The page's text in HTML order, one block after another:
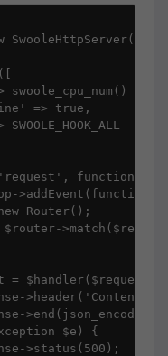
swoole_cpu_num() * 2,
=> true,
SWOOLE_HOOK_ALL
function
Router();
= $handler($request);
>header('Content-
$e) {
>status(500);